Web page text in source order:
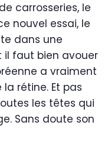
carrosseries, le
nouvel essai, le
dans une
il faut bien avouer
a vraiment
rétine. Et pas
les têtes qui
Sans doute son